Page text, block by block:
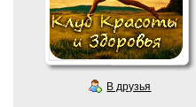
В друзья